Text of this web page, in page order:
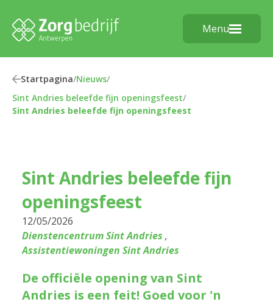
Menu
Startpagina/Nieuws/
Sint Andries beleefde fijn openingsfeest/
Sint Andries beleefde fijn openingsfeest
Sint Andries beleefde fijn
openingsfeest
12/05/2026
Dienstencentrum Sint Andries ,
Assistentiewoningen Sint Andries
De officiële opening van Sint
Andries is een feit! Goed voor 'n